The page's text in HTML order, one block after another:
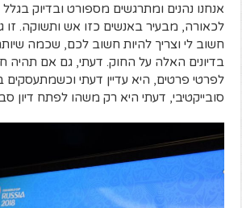
אנחנו נהנים ומתרגשים מספורט ובדיוק
לכאורה, מבעיר באנשים כזו אש ותשוקה. זו
חשוב לי וצריך להיות חשוב לכם, שכמה
בדיונים האלה על החוק. דעתי, גם אם תהיה
לפרטי פרטים, היא עדיין דעתי וכשמתעסקים
סובייקטיבי, דעתי היא רק משהו לפתח דיון